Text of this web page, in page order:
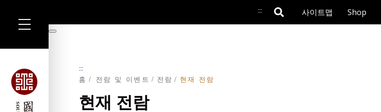
용
::: 사이트맵 Shop
暫
:::
홈 전람 및 이벤트 전람 현재 전람
현재 전람